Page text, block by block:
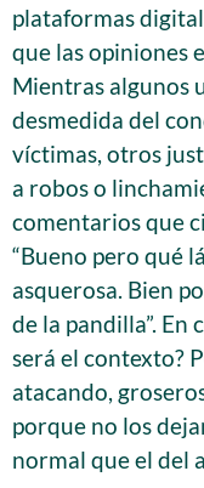
plataformas
que las opiniones
Mientras algunos
desmedida del
víctimas, otros
a robos o
comentarios que
“Bueno pero qué
asquerosa. Bien
de la pandilla”.
será el contexto?
atacando,
porque no los
normal que el del